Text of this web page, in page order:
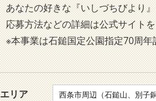
あなたの好きな『いしづちびより
応募方法などの詳細は公式サイトを
※本事業は石鎚国定公園指定70周年
エリア 西条市周辺（石鎚山、別子